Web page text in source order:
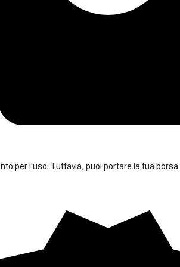
per l'uso. Tuttavia, puoi portare la tua borsa.